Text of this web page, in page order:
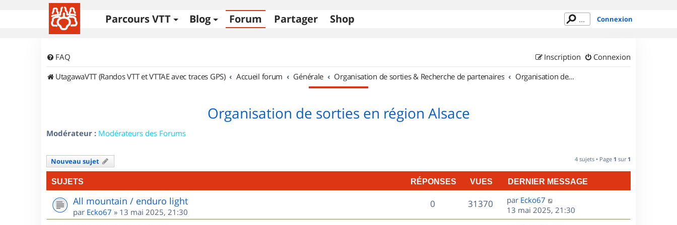
Parcours VTT Blog Forum Partager Shop Connexion
FAQ Connexion
Inscription
UtagawaVTT (Randos VTT et VTTAE avec traces GPS)
Accueil forum Générale Organisation de sorties & Recherche de partenaires Organisation de sorties en région Alsace
Organisation de sorties en région Alsace
Modérateur : Modérateurs des Forums
Nouveau sujet 4 sujets • Page 1 sur 1
SUJETS RÉPONSES VUES DERNIER MESSAGE
All mountain / enduro light
par Ecko67 » 13 mai 2025, 21:30
0R
é
31370V
u
D
e
r
par Ecko67
13 mai 2025, 21:30